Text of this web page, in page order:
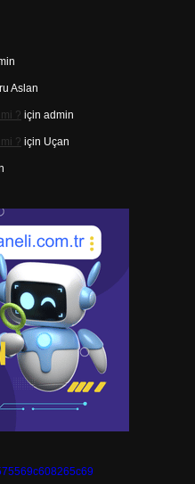
Aslan
? için admin
? için Uçan